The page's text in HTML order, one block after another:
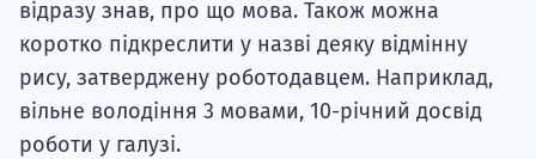
відразу знав, про що мова. Також можна
коротко підкреслити у назві деяку відмінну
рису, затверджену роботодавцем. Наприклад,
вільне володіння 3 мовами, 10-річний досвід
роботи у галузі.